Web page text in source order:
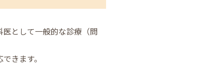
として一般的な診療（問
きます。